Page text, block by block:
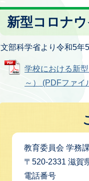
新型コロナ
文部科学省より令和5年
学校における新
～） (PDFファイ
教育委員会 学務課
〒520-2331 滋賀
電話番号